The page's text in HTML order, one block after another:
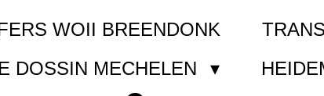
WOII BREENDONK
DOSSIN MECHELEN